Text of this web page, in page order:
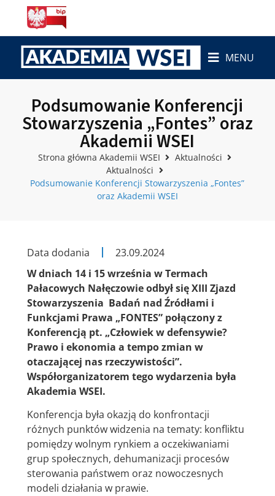
MENU
Podsumowanie Konferencji
Stowarzyszenia „Fontes” oraz
Akademii WSEI
Strona główna Akademii WSEI
Aktualności
Aktualności
Podsumowanie Konferencji Stowarzyszenia „Fontes”
oraz Akademii WSEI
Data dodania
23.09.2024
W dniach 14 i 15 września w Termach
Pałacowych Nałęczowie odbył się XIII Zjazd
Stowarzyszenia Badań nad Źródłami i
Funkcjami Prawa „FONTES” połączony z
Konferencją pt. „Człowiek w defensywie?
Prawo i ekonomia a tempo zmian w
otaczającej nas rzeczywistości”.
Współorganizatorem tego wydarzenia była
Akademia WSEI.
Konferencja była okazją do konfrontacji
różnych punktów widzenia na tematy: konfliktu
pomiędzy wolnym rynkiem a oczekiwaniami
grup społecznych, dehumanizacji procesów
sterowania państwem oraz nowoczesnych
modeli działania w prawie.